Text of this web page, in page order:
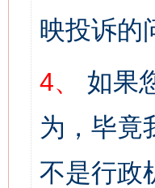
映投诉的
4、
如果
为，毕竟
不是行政